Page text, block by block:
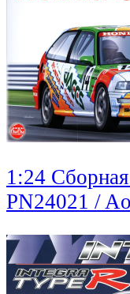
1:24
PN24021 /